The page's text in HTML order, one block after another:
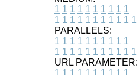
1 1 1 1 1 1 1 1 1 1
1 1 1 1 1 1 1 1 1 1 1
PARALLELS:
1 1 1 1 1 1 1 1 1 1
1 1 1 1 1 1 1 1 1 1 1
URL PARAMETER:
1 1 1 1 1 1 1 1 1 1